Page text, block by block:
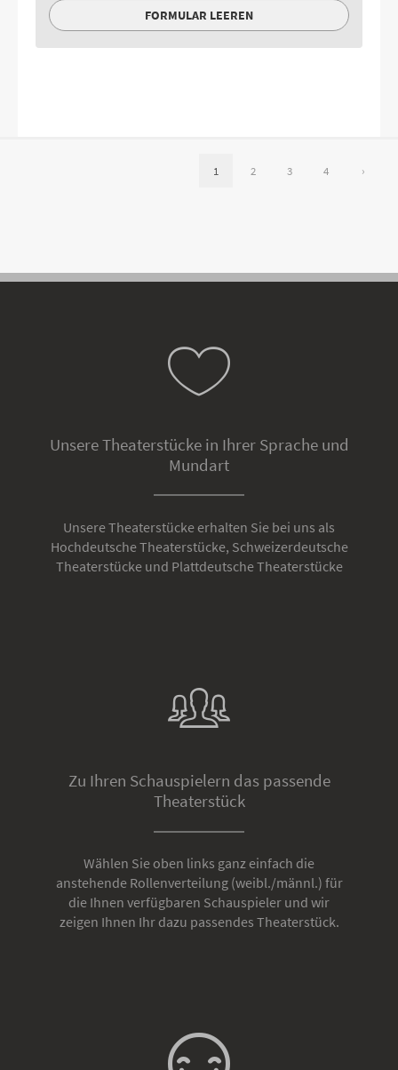
FORMULAR LEEREN
1 2 3 4 ›
Unsere Theaterstücke in Ihrer Sprache und
Mundart
Unsere Theaterstücke erhalten Sie bei uns als
Hochdeutsche Theaterstücke, Schweizerdeutsche
Theaterstücke und Plattdeutsche Theaterstücke
Zu Ihren Schauspielern das passende
Theaterstück
Wählen Sie oben links ganz einfach die
anstehende Rollenverteilung (weibl./männl.) für
die Ihnen verfügbaren Schauspieler und wir
zeigen Ihnen Ihr dazu passendes Theaterstück.